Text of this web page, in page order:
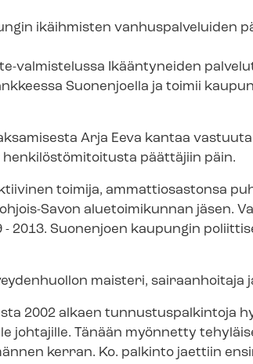
ikäihmisten vanhuspalveluiden
​valmistelussa Ikääntyneiden
Suonenjoella ja toimii
Arja Eeva kantaa
päättäjiin päin.
toimija, ammattiosastonsa
Savon aluetoimikunnan jäsen.
2013. Suonenjoen kaupungin
maisteri, sairaanhoitaja
2002 alkaen tun­nus­tus­pal­kin­to­ja
johtajille. Tänään myönnetty
kerran. Ko. palkinto jaettiin